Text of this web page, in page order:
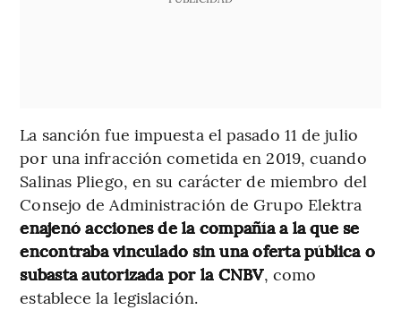
La sanción fue impuesta el pasado 11 de julio
por una infracción cometida en 2019, cuando
Salinas Pliego, en su carácter de miembro del
Consejo de Administración de Grupo Elektra
enajenó acciones de la compañía a la que se
encontraba vinculado sin una oferta pública o
subasta autorizada por la CNBV, como
establece la legislación.